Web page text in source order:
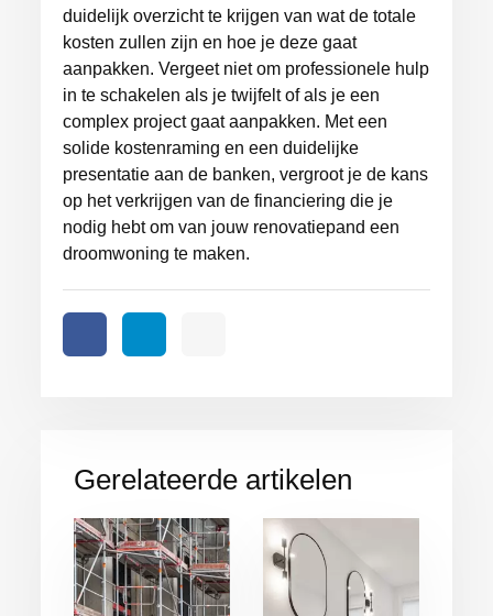
duidelijk overzicht te krijgen van wat de totale
kosten zullen zijn en hoe je deze gaat
aanpakken. Vergeet niet om professionele hulp
in te schakelen als je twijfelt of als je een
complex project gaat aanpakken. Met een
solide kostenraming en een duidelijke
presentatie aan de banken, vergroot je de kans
op het verkrijgen van de financiering die je
nodig hebt om van jouw renovatiepand een
droomwoning te maken.
Gerelateerde artikelen